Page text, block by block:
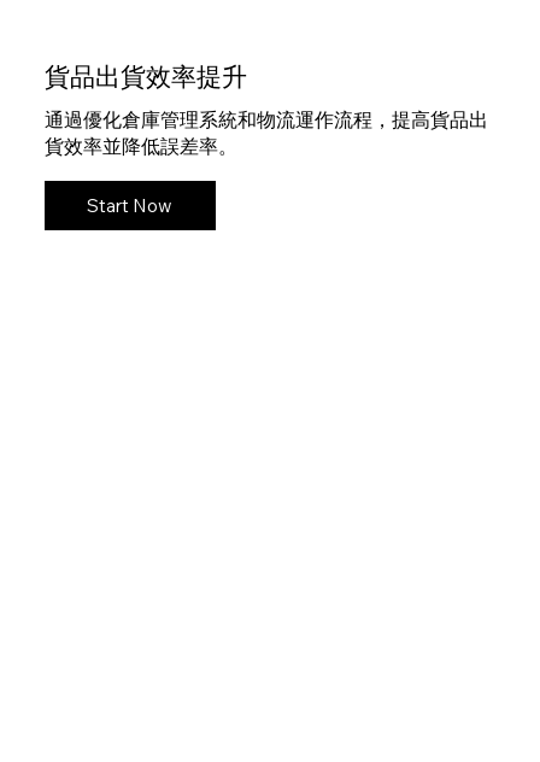
貨品出貨效率提升
通過優化倉庫管理系統和物流運作流程，提高貨品出
貨效率並降低誤差率。
Start Now